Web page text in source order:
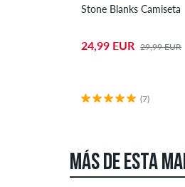
Stone Blanks Camiseta
24,99 EUR 29,99 EUR
(7)
MÁS DE ESTA